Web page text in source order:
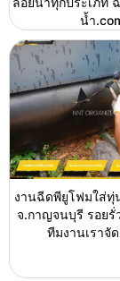
น้ำ
งานฉีดพียูโฟมใส่ทุ่
จ.กาญจนบุรี รอยรั่
ทีมงานเราจั